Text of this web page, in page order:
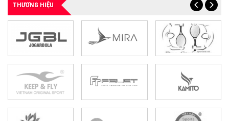
THƯƠNG HIỆU